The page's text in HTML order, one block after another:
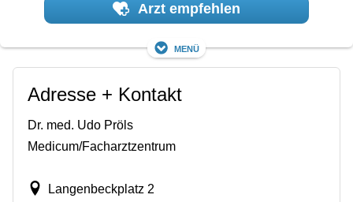
Arzt empfehlen
Menü
Adresse + Kontakt
Dr. med. Udo Pröls
Medicum/Facharztzentrum
Langenbeckplatz 2